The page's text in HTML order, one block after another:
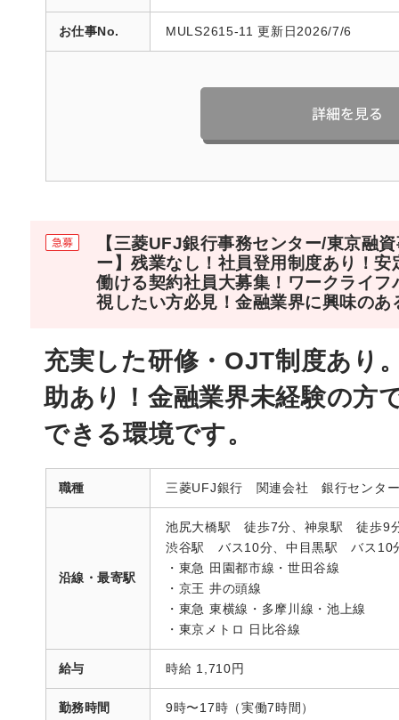
お仕事No. MULS2615-11 更新日2026/7/6
【三菱UFJ銀行事務センター/東京融
ー】残業なし！社員登用制度あり！安
働ける契約社員大募集！ワークライフ
視したい方必見！金融業界に興味のあ
充実した研修・OJT制度あり
助あり！金融業界未経験の方
できる環境です。
職種 三菱UFJ銀行 関連会社 銀行センタ
沿線・最寄駅
池尻大橋駅 徒歩7分、神泉駅 徒歩9
渋谷駅 バス10分、中目黒駅 バス10
・東急 田園都市線・世田谷線
・京王 井の頭線
・東急 東横線・多摩川線・池上線
・東京メトロ 日比谷線
給与 時給 1,710円
勤務時間 9時〜17時（実働7時間）